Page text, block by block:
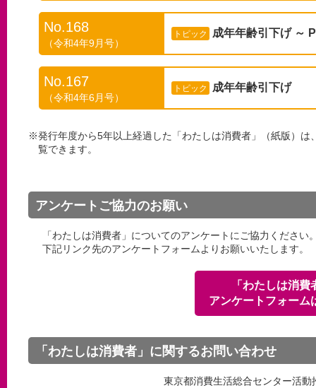
No.168
（令和4年9月号）
トピック 成年年齢引下げ ～
No.167
（令和4年6月号）
トピック 成年年齢引下げ
※発行年度から5年以上経過した「わたしは消費者」（紙版）
覧できます。
アンケートご協力のお願い
「わたしは消費者」についてのアンケートにご協力ください
下記リンク先のアンケートフォームよりお願いいたします。
「わたしは消費
アンケートフォーム
「わたしは消費者」に関するお問い合わせ
東京都消費生活総合センター活動